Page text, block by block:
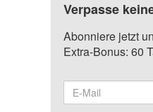
Verpasse
Abonniere jetzt
Extra-Bonus: 60